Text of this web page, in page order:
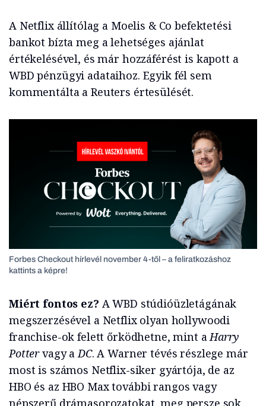
A Netflix állítólag a Moelis & Co befektetési
bankot bízta meg a lehetséges ajánlat
értékelésével, és már hozzáférést is kapott a
WBD pénzügyi adataihoz. Egyik fél sem
kommentálta a Reuters értesülését.
Forbes Checkout hírlevél november 4-től – a feliratkozáshoz
kattints a képre!
Miért fontos ez? A WBD stúdióüzletágának
megszerzésével a Netflix olyan hollywoodi
franchise-ok felett őrködhetne, mint aHarry
Pottervagy aDC. A Warner tévés részlege már
most is számos Netflix-siker gyártója, de az
HBO és az HBO Max további rangos vagy
népszerű drámasorozatokat, meg persze sok